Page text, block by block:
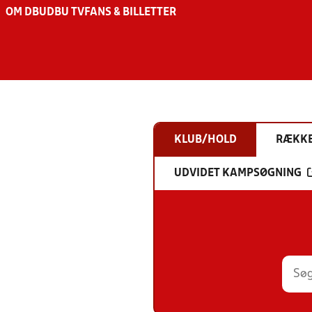
OM DBU DBU TV FANS & BILLETTER
KLUB/HOLD
UDVIDET KAMPSØGNING